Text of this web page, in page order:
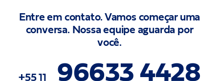
Entre em contato. Vamos começar uma
conversa. Nossa equipe aguarda por
você.
+55 11 96633 4428